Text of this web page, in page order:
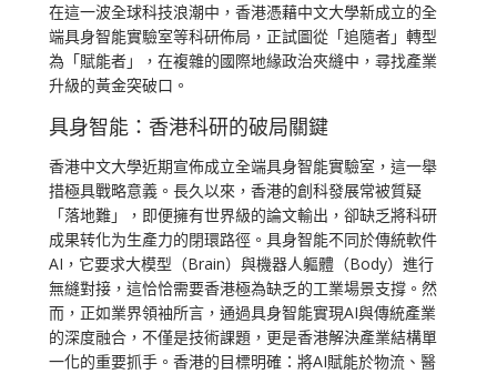
在這一波全球科技浪潮中，香港憑藉中文大學新成立的全
端具身智能實驗室等科研佈局，正試圖從「追隨者」轉型
為「賦能者」，在複雜的國際地緣政治夾縫中，尋找產業
升級的黃金突破口。
具身智能：香港科研的破局關鍵
香港中文大學近期宣佈成立全端具身智能實驗室，這一舉
措極具戰略意義。長久以來，香港的創科發展常被質疑
「落地難」，即便擁有世界級的論文輸出，卻缺乏將科研
成果转化为生產力的閉環路徑。具身智能不同於傳統軟件
AI，它要求大模型（Brain）與機器人軀體（Body）進行
無縫對接，這恰恰需要香港極為缺乏的工業場景支撐。然
而，正如業界領袖所言，通過具身智能實現AI與傳統產業
的深度融合，不僅是技術課題，更是香港解決產業結構單
一化的重要抓手。香港的目標明確：將AI賦能於物流、醫